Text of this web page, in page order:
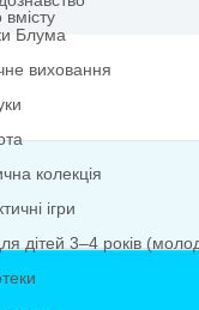
вмісту
Кубики Блума
Музичне виховання
Класична колекція
Дидактичні ігри
Ігри для дітей 3–4